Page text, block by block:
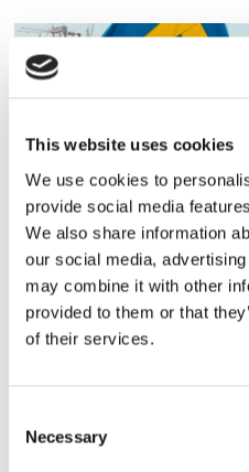
This website uses cookies
We use cookies to
provide social media
We also share information
our social media,
may combine it with other
provided to them or that
of their services.
Selection
Necessary
Sirius tar
nybygge